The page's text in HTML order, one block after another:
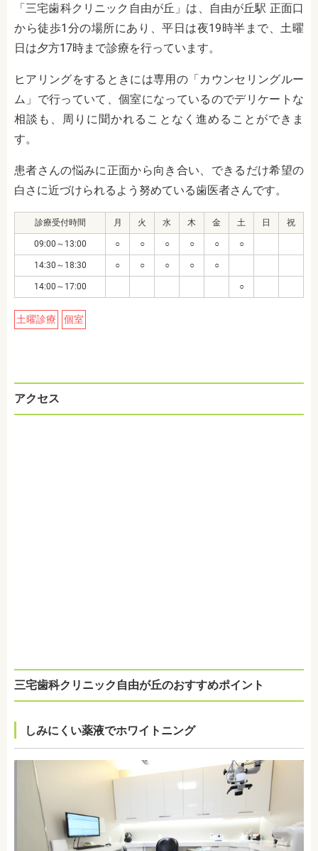
「三宅歯科クリニック自由が丘」は、自由が丘駅 正面口
から徒歩1分の場所にあり、平日は夜19時半まで、土曜
日は夕方17時まで診療を行っています。
ヒアリングをするときには専用の「カウンセリングルー
ム」で行っていて、個室になっているのでデリケートな
相談も、周りに聞かれることなく進めることができま
す。
患者さんの悩みに正面から向き合い、できるだけ希望の
白さに近づけられるよう努めている歯医者さんです。
診療受付時間 月 火 水 木 金 土 日 祝
09:00～13:00 ○ ○ ○ ○ ○ ○
14:30～18:30 ○ ○ ○ ○ ○
14:00～17:00 ○
土曜診療 個室
アクセス
三宅歯科クリニック自由が丘のおすすめポイント
しみにくい薬液でホワイトニング